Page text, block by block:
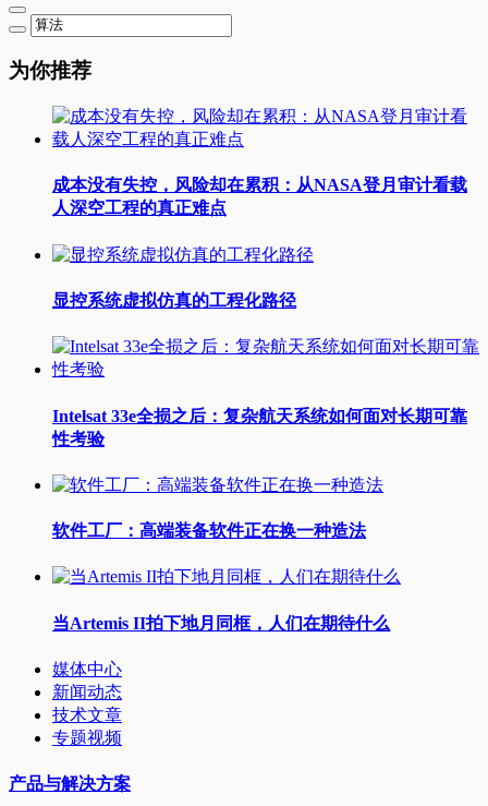
为你推荐
成本没有失控，风险却在累积：从NASA登月审计看载
人深空工程的真正难点
显控系统虚拟仿真的工程化路径
Intelsat 33e全损之后：复杂航天系统如何面对长期可靠
性考验
软件工厂：高端装备软件正在换一种造法
当Artemis II拍下地月同框，人们在期待什么
媒体中心
新闻动态
技术文章
专题视频
产品与解决方案